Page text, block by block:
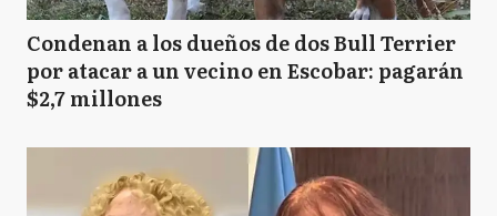
Condenan a los dueños de dos Bull Terrier
por atacar a un vecino en Escobar: pagarán
$2,7 millones